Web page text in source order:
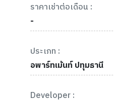
ราคาเช่าต่อเดือน :
-
ประเภท :
อพาร์ทเม้นท์ ปทุมธานี
Developer :